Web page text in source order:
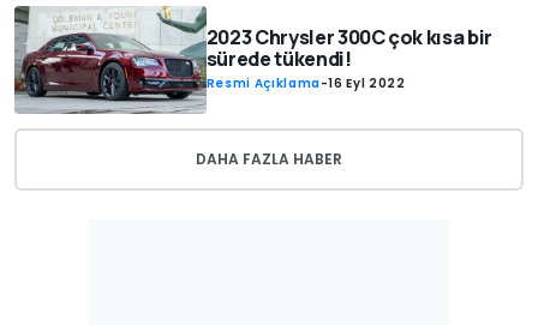
2023 Chrysler 300C çok kısa bir
sürede tükendi!
Resmi Açıklama-16 Eyl 2022
DAHA FAZLA HABER